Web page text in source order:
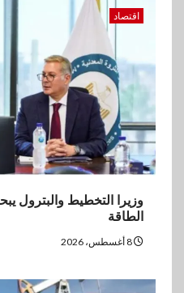
المخاوف
3 بنوك
البنك
بالقروض
الأول 2026
بنوك
اقتصاد
وزيرا التخطيط والبترول
الطاقة